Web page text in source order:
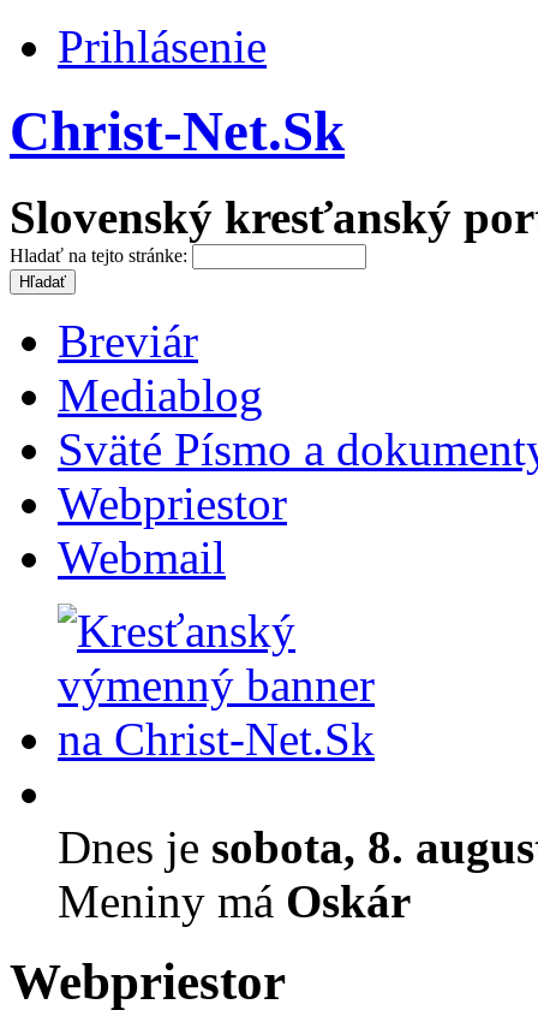
Prihlásenie
Christ-Net.Sk
Slovenský kresťanský
Hladať na tejto stránke:
Breviár
Mediablog
Sväté Písmo a
Webpriestor
Webmail
Dnes je sobota, 8.
Meniny má Oskár
Webpriestor